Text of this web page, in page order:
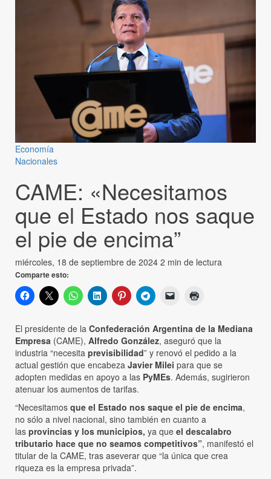
Economía
Nacionales
CAME: «Necesitamos
que el Estado nos saque
el pie de encima”
miércoles, 18 de septiembre de 2024 2 min de lectura
Comparte esto:
El presidente de la Confederación Argentina de la Mediana
Empresa (CAME), Alfredo González, aseguró que la
industria “necesita previsibilidad” y renovó el pedido a la
actual gestión que encabeza Javier Milei para que se
adopten medidas en apoyo a las PyMEs. Además, sugirieron
atenuar los aumentos de tarifas.
“Necesitamos que el Estado nos saque el pie de encima,
no sólo a nivel nacional, sino también en cuanto a
las provincias y los municipios, ya que el descalabro
tributario hace que no seamos competitivos”, manifestó el
titular de la CAME, tras aseverar que “la única que crea
riqueza es la empresa privada”.